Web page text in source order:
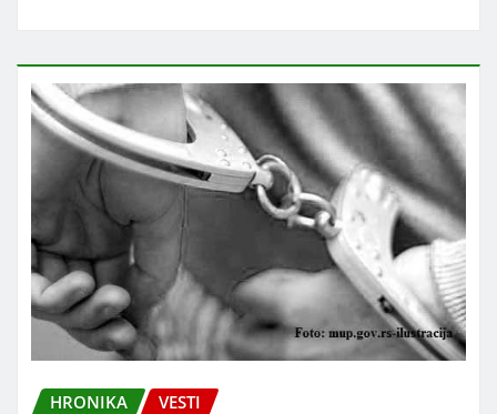
HRONIKA VESTI